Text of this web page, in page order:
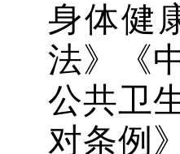
身体健
法》《
公共卫
对条例